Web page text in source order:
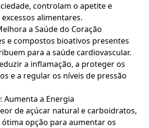
controlam o apetite e
alimentares.
a Saúde do Coração
e compostos bioativos presentes
para a saúde cardiovascular.
a inflamação, a proteger os
e a regular os níveis de pressão
Aumenta a Energia
de açúcar natural e carboidratos,
opção para aumentar os